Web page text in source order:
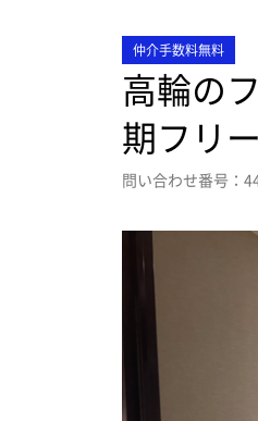
仲介手数料無料
高輪の
期フリ
問い合わせ番号：